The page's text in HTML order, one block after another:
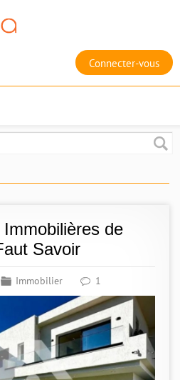
Connecter-vous
de
Savoir
Immobilier 1